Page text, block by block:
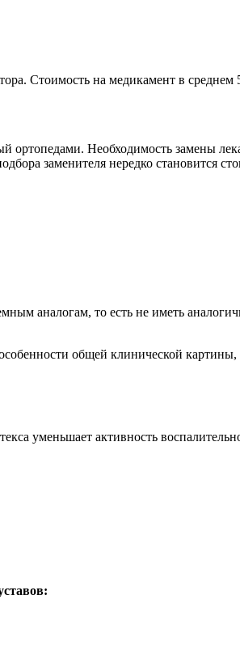
Стоимость на медикамент в среднем
Необходимость замены
заменителя нередко становится
аналогам, то есть не иметь
общей клинической картины,
уменьшает активность